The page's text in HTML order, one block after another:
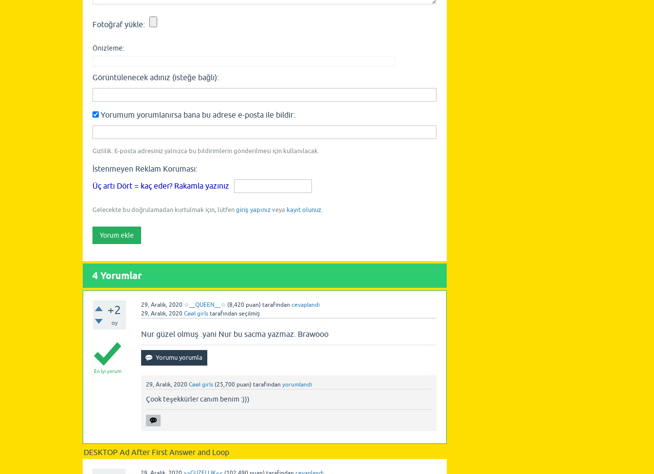
Fotoğraf yükle:
Önizleme:
Görüntülenecek adınız (isteğe bağlı):
Yorumum yorumlanırsa bana bu adrese e-posta ile bildir:
Gizlilik: E-posta adresiniz yalnızca bu bildirimlerin gönderilmesi için kullanılacak.
İstenmeyen Reklam Koruması:
Üç artı Dört = kaç eder? Rakamla yazınız
Gelecekte bu doğrulamadan kurtulmak için, lütfen giriş yapınız veya kayıt olunuz.
4 Yorumlar
+2
oy
29, Aralık, 2020 ☆__QUEEN__☆ (8,420puan) tarafından cevaplandı
29, Aralık, 2020 Cøøl girlstarafından seçilmiş
En İyi yorum
Nur güzel olmuş .yani Nur bu sacma yazmaz. Brawooo
29, Aralık, 2020 Cøøl girls (25,700puan) tarafından yorumlandı
Çook teşekkürler canım benim :)))
DESKTOP Ad After First Answer and Loop